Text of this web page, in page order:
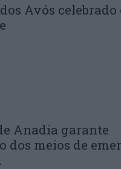
Avós celebrado
Anadia garante
dos meios de